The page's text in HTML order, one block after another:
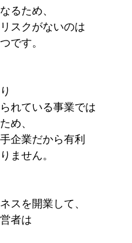
るため、
スクがないのは
です。
れている事業では
め、
企業だから有利
ません。
スを開業して、
者は